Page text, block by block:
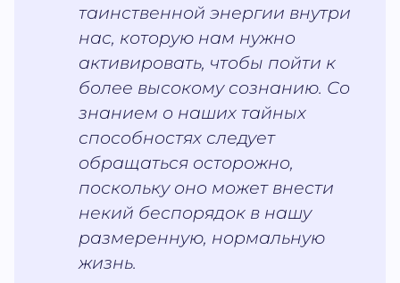
таинственной энергии внутри
нас, которую нам нужно
активировать, чтобы пойти к
более высокому сознанию. Со
знанием о наших тайных
способностях следует
обращаться осторожно,
поскольку оно может внести
некий беспорядок в нашу
размеренную, нормальную
жизнь.